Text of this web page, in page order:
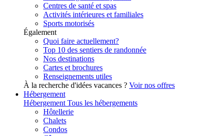
Centres de santé et spas
Activités intérieures et familiales
Sports motorisés
Également
Quoi faire actuellement?
Top 10 des sentiers de randonnée
Nos destinations
Cartes et brochures
Renseignements utiles
À la recherche d'idées vacances ? Voir nos offres
Hébergement
Hébergement Tous les hébergements
Hôtellerie
Chalets
Condos